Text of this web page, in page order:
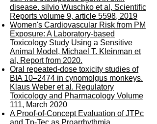
disease. silvio Wuschko et al, Scientific
Reports volume 9, article 5598, 2019
Women's Cardiovascular Risk from PM
Exposure: A Laboratory-based
Toxicology Study Using a Sensitive
Animal Model, Michael T. Kleinman et
al, Report from 2020.
Oral repeated-dose toxicity studies of
BIA 10–2474 in cynomolgus monkeys.
Klaus Weber et al. Regulatory
Toxicology and Pharmacology Volume
111, March 2020
A Proof-of-Concept Evaluation of JTPc
and Tp-Tec as Proarrhythmia